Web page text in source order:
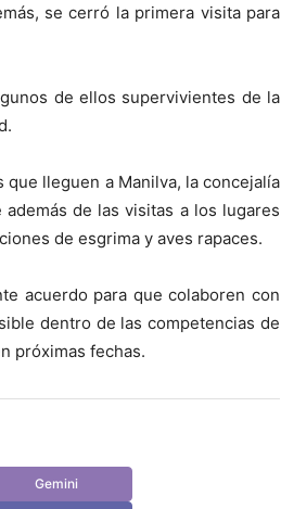
se cerró la primera visita para
de ellos supervivientes de la
lleguen a Manilva, la concejalía
de las visitas a los lugares
de esgrima y aves rapaces.
acuerdo para que colaboren con
dentro de las competencias de
próximas fechas.
Gemini